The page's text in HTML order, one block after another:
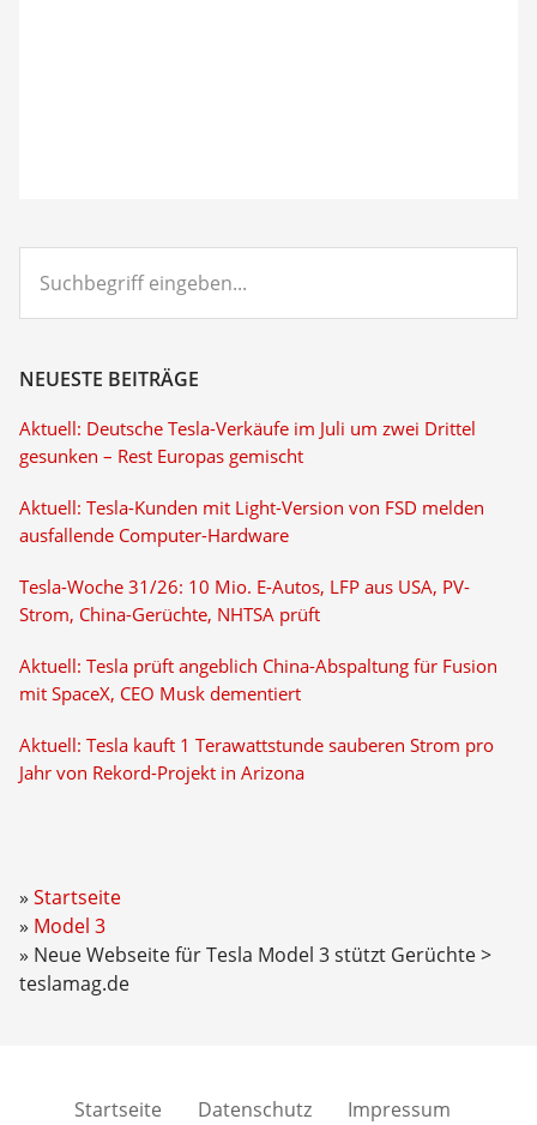
eingeben...
NEUESTE BEITRÄGE
Aktuell: Deutsche Tesla-Verkäufe im Juli um zwei Drittel
gesunken – Rest Europas gemischt
Aktuell: Tesla-Kunden mit Light-Version von FSD melden
ausfallende Computer-Hardware
Tesla-Woche 31/26: 10 Mio. E-Autos, LFP aus USA, PV-
Strom, China-Gerüchte, NHTSA prüft
Aktuell: Tesla prüft angeblich China-Abspaltung für Fusion
mit SpaceX, CEO Musk dementiert
Aktuell: Tesla kauft 1 Terawattstunde sauberen Strom pro
Jahr von Rekord-Projekt in Arizona
Startseite
Model 3
Neue Webseite für Tesla Model 3 stützt Gerüchte >
teslamag.de
Startseite Datenschutz Impressum